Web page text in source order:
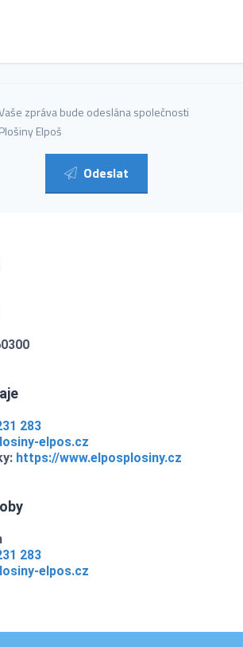
zpráva bude odeslána společnosti
Plošiny Elpoš
Odeslat
283
elpos.cz
https://www.elposplosiny.cz
283
elpos.cz